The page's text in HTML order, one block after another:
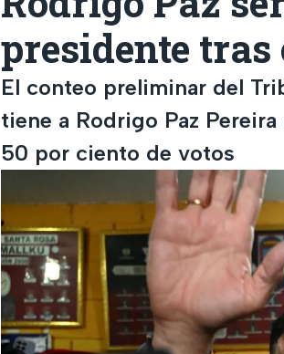
presidente tras
El conteo preliminar del
tiene a Rodrigo Paz
50 por ciento de votos